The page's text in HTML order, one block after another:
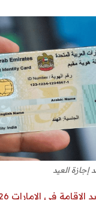
إجازة العيد